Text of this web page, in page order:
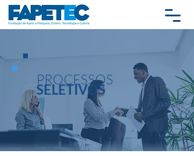
SELETIVOS
PROCESSOS